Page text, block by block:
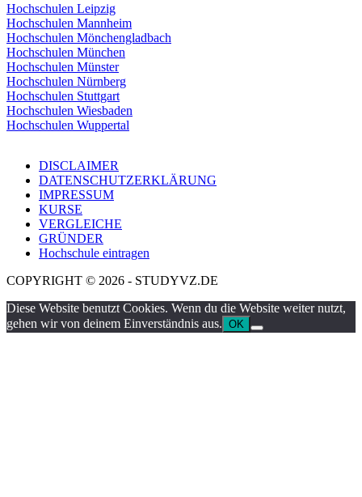
Hochschulen Leipzig
Hochschulen Mannheim
Hochschulen Mönchengladbach
Hochschulen München
Hochschulen Münster
Hochschulen Nürnberg
Hochschulen Stuttgart
Hochschulen Wiesbaden
Hochschulen Wuppertal
DISCLAIMER
DATENSCHUTZERKLÄRUNG
IMPRESSUM
KURSE
VERGLEICHE
GRÜNDER
Hochschule eintragen
COPYRIGHT © 2026 - STUDYVZ.DE
Diese Website benutzt Cookies. Wenn du die Website weiter nutzt,
gehen wir von deinem Einverständnis aus. OK